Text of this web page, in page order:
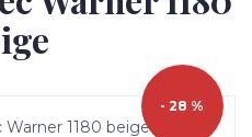
- 28 %